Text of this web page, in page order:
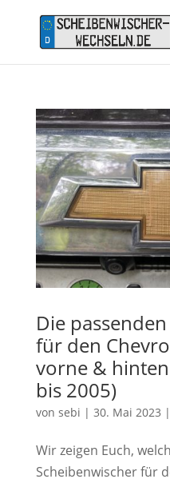
Die
für den
vorne & hinten
bis 2005)
von sebi | 30. Mai 2023 |
Wir zeigen Euch,
Scheibenwischer für